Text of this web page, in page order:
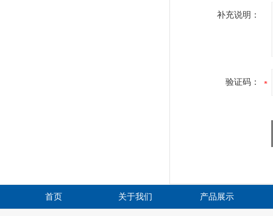
补充说明：
验证码：
首页 关于我们 产品展示